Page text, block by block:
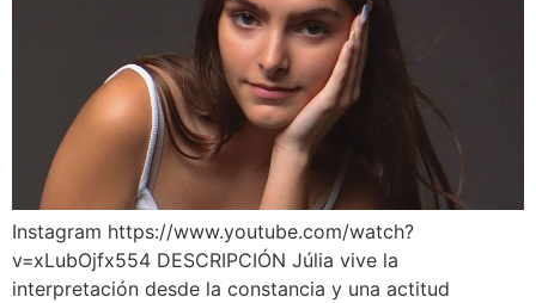
Instagram https://www.youtube.com/watch?
v=xLubOjfx554 DESCRIPCIÓN Júlia vive la
interpretación desde la constancia y una actitud